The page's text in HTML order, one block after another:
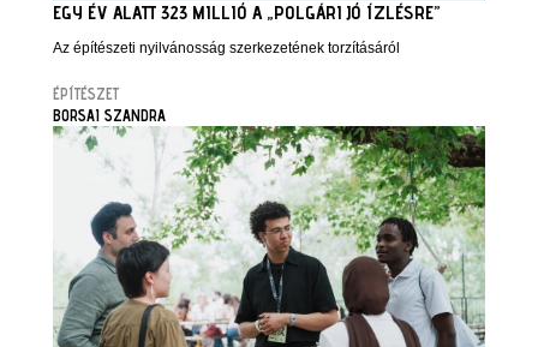
EGY ÉV ALATT 323 MILLIÓ A „POLGÁRI JÓ ÍZLÉSRE”
Az építészeti nyilvánosság szerkezetének torzításáról
ÉPÍTÉSZET
BORSAI SZANDRA